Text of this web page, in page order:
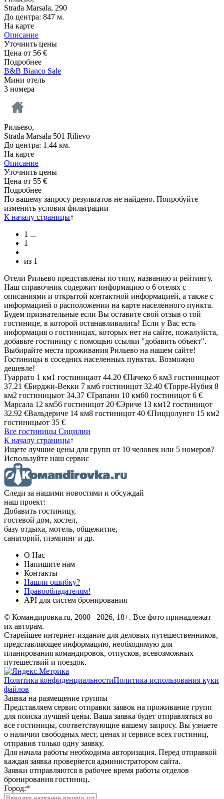
Strada Marsala, 290
До центра: 847 м.
На карте
Описание
Уточнить цены
Цена от 56 €
Подробнее
B&B Bianco Sale
Мини отель
3 номера
Рильево,
Strada Marsala 501 Rilievo
До центра: 1.44 км.
На карте
Описание
Уточнить цены
Цена от 55 €
Подробнее
По вашему запросу результатов не найдено. Попробуйте
изменить условия фильтрации
К началу страницы↑
1 ...
1
из 1
Отели Рильево представлены по типу, названию и рейтингу.
Наш справочник содержит информацию о 6 отелях с
описаниями и открытой контактной информацией, а также с
информацией о расположении на карте населенного пункта.
Будем признательные если Вы оставите свой отзыв о той
гостинице, в которой останавливались! Если у Вас есть
информация о гостиницах, которых нет на сайте, пожалуйста,
добавьте гостиницу с помощью ссылки "добавить объект".
Выбирайте места проживания Рильево на нашем сайте!
Гостиницы в соседних населенных пунктах. Возможно
дешевле!
Гуаррато 1 км1 гостиницаот 44.20 €Пачеко 6 км3 гостиницыот
37.21 €Бирджи-Векки 7 км6 гостиницот 32.40 €Торре-Нубия 8
км2 гостиницыот 34.37 €Трапани 10 км60 гостиницот 6 €
Марсала 12 км56 гостиницот 20 €Эриче 13 км12 гостиницот
32.92 €Вальдериче 14 км8 гостиницот 40 €Пиццолунго 15 км2
гостиницыот 35 €
Все гостиницы Сицилии
К началу страницы↑
Ищете лучшие цены для групп от 10 человек или 5 номеров?
Используйте наш сервис
Следи за нашими новостями и обсуждай
наш проект:
Добавить гостиницу,
гостевой дом, хостел,
базу отдыха, мотель, общежитие,
санаторий, глэмпинг и др.
О Нас
Напишите нам
Контакты
Нашли ошибку?
Правообладателям!
API для систем бронирования
© Командировка.ru, 2000 –2026, 18+. Все фото принадлежат
их авторам.
Старейшее интернет-издание для деловых путешественников,
представляющее информацию, необходимую для
планирования командировок, отпусков, всевозможных
путешествий и поездок.
Политика конфиденциальностиПолитика использования куки
файлов
Заявка на размещение группы
Представляем сервис отправки заявок на проживание групп
для поиска лучшей цены. Ваша заявка будет отправляться во
все гостиницы, соответствующие вашему запросу. Вы узнаете
о наличии свободных мест, ценах и сервисе всех гостиниц,
отправив только одну заявку.
Для начала работы необходима авторизация. Перед отправкой
каждая заявка проверяется администратором сайта.
Заявки отправляются в рабочее время работы отделов
бронирования гостиниц.
Город:*